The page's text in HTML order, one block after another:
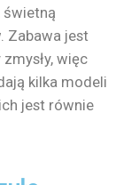
świetną
Zabawa jest
więc
kilka modeli
jest równie